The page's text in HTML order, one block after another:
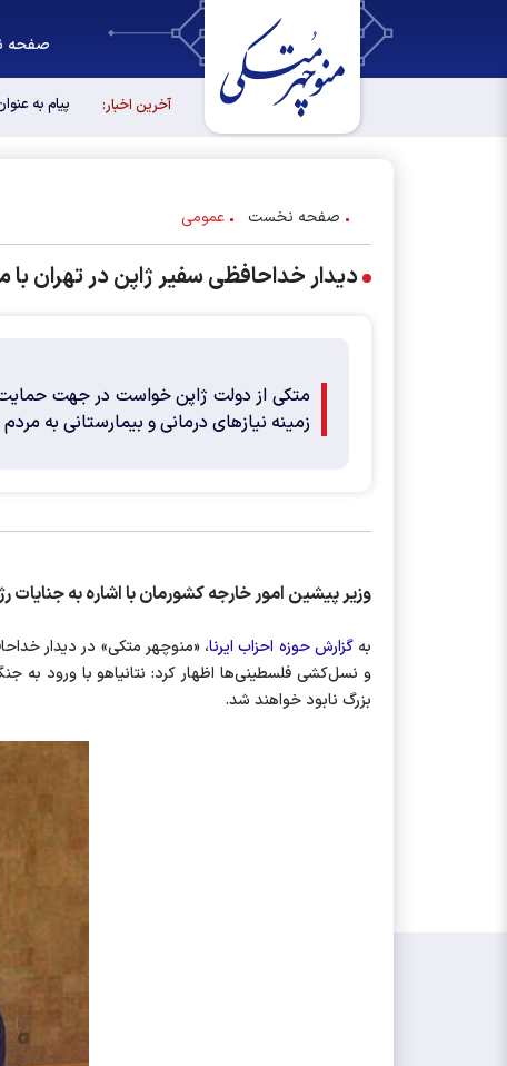
صفحه
آخرین اخبار: پیام به
صفحه نخست عمومی
دیدار خداحافظی سفیر ژاپن در تهران
متکی از دولت ژاپن خواست در جهت حمایت
زمینه نیازهای درمانی و بیمارستانی به
وزیر پیشین امور خارجه کشورمان با اشاره به
به گزارش حوزه احزاب ایرنا، «منوچهر متکی» در دیدار
و نسل‌کشی فلسطینی‌ها اظهار کرد: نتانیاهو با ورود به
بزرگ نابود خواهند شد.